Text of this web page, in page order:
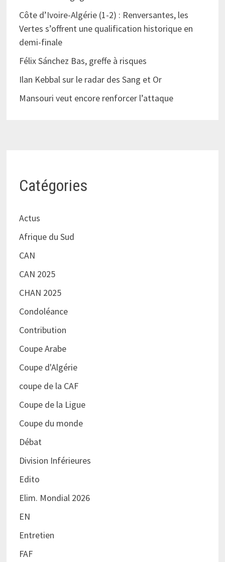
Côte d’Ivoire-Algérie (1-2) : Renversantes, les
Vertes s’offrent une qualification historique en
demi-finale
Félix Sánchez Bas, greffe à risques
Ilan Kebbal sur le radar des Sang et Or
Mansouri veut encore renforcer l’attaque
Catégories
Actus
Afrique du Sud
CAN
CAN 2025
CHAN 2025
Condoléance
Contribution
Coupe Arabe
Coupe d'Algérie
coupe de la CAF
Coupe de la Ligue
Coupe du monde
Débat
Division Inférieures
Edito
Elim. Mondial 2026
EN
Entretien
FAF